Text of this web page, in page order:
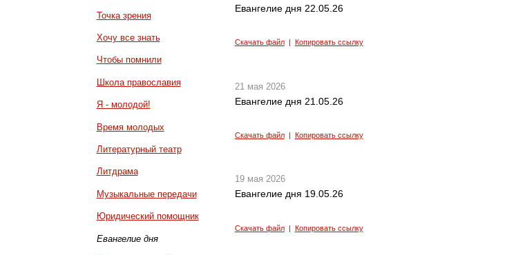
Точка зрения
Хочу все знать
Чтобы помнили
Школа православия
Я - молодой!
Время молодых
Литературный театр
Литдрама
Музыкальные передачи
Юридический помощник
Евангелие дня
Евангелие дня 22.05.26
Скачать файл| Копировать ссылку
21 мая 2026
Евангелие дня 21.05.26
Скачать файл| Копировать ссылку
19 мая 2026
Евангелие дня 19.05.26
Скачать файл| Копировать ссылку